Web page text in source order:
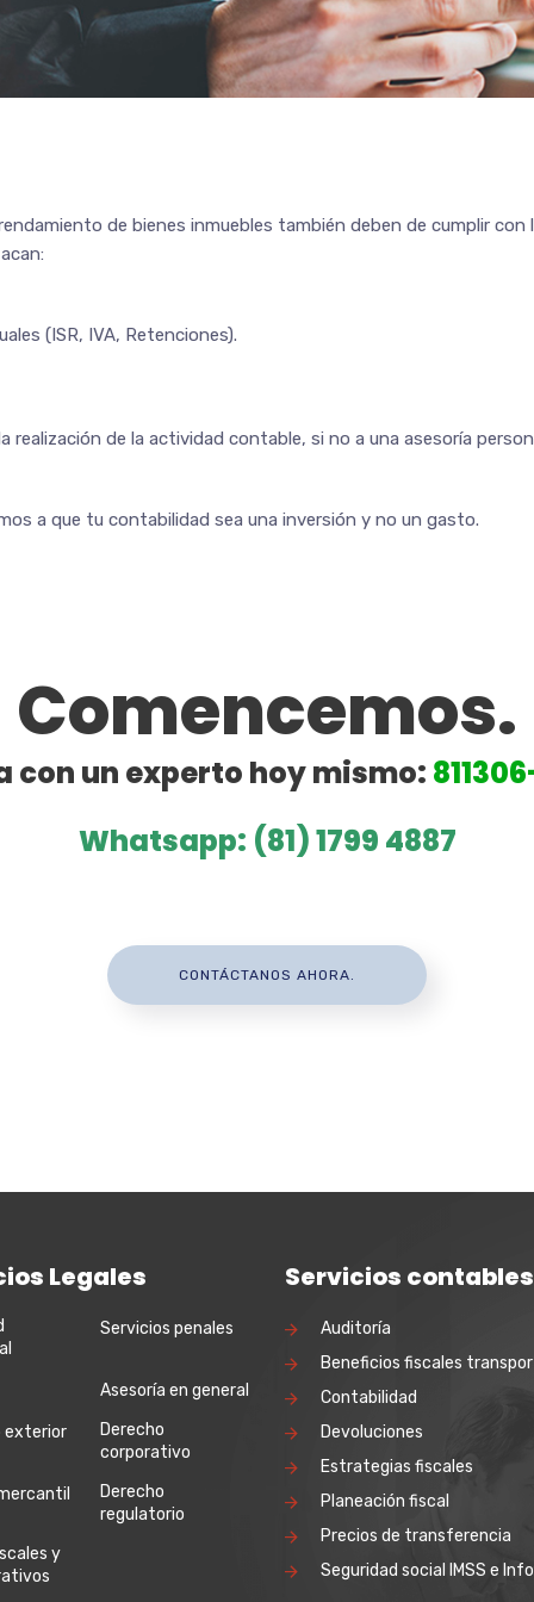
de bienes inmuebles también deben de cumplir
(ISR, IVA, Retenciones).
realización de la actividad contable, si no a una asesoría
a que tu contabilidad sea una inversión y no un gasto.
Comencemos.
con un experto hoy mismo:
Whatsapp: (81) 1799 4887
CONTÁCTANOS AHORA.
Legales
Servicios penales
Asesoría en general
exterior
Derecho
corporativo
Derecho
regulatorio
y
Servicios contables
Auditoría
Beneficios fiscales
Contabilidad
Devoluciones
Estrategias fiscales
Planeación fiscal
Precios de transferencia
Seguridad social IMSS e